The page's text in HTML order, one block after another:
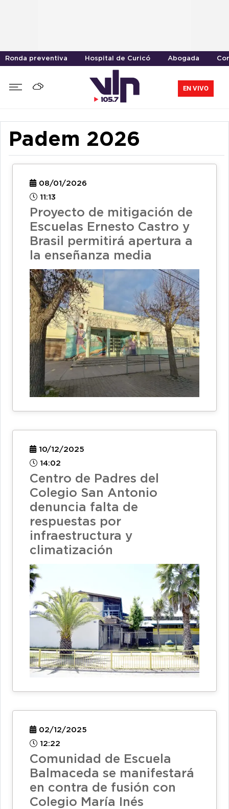
Ronda preventiva Hospital de Curicó Abogada
EN VIVO
Padem 2026
08/01/2026
11:13
Proyecto de mitigación de
Escuelas Ernesto Castro y
Brasil permitirá apertura a
la enseñanza media
10/12/2025
14:02
Centro de Padres del
Colegio San Antonio
denuncia falta de
respuestas por
infraestructura y
climatización
02/12/2025
12:22
Comunidad de Escuela
Balmaceda se manifestará
en contra de fusión con
Colegio María Inés